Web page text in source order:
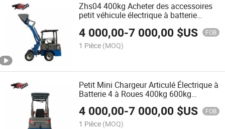
Zhs04 400kg Acheter des accessoires
petit véhicule électrique à batterie
quatre roues fabriqué en Chine
4 000,00-7 000,00 $US FOB
1 Pièce (MOQ)
Petit Mini Chargeur Articulé Électrique à
Batterie 4 à Roues 400kg 600kg
1500kg 0.4ton 0.6ton 1.5ton Chargeur
à Roues Électrique
4 000,00-7 000,00 $US FOB
1 Pièce (MOQ)